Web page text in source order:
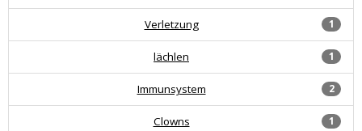
1
Verletzung
1
lächlen
2
Immunsystem
1
Clowns